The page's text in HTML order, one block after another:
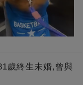
歲終生未婚,曾與